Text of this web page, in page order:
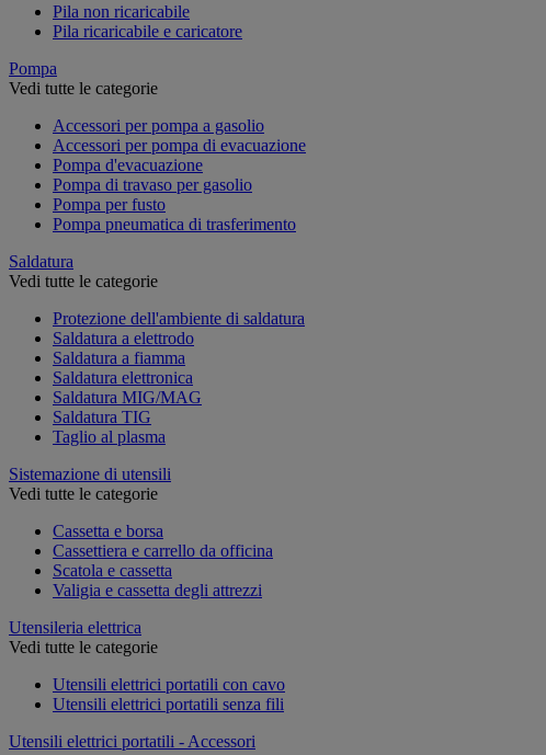
Pila non ricaricabile
Pila ricaricabile e caricatore
Pompa
Vedi tutte le categorie
Accessori per pompa a gasolio
Accessori per pompa di evacuazione
Pompa d'evacuazione
Pompa di travaso per gasolio
Pompa per fusto
Pompa pneumatica di trasferimento
Saldatura
Vedi tutte le categorie
Protezione dell'ambiente di saldatura
Saldatura a elettrodo
Saldatura a fiamma
Saldatura elettronica
Saldatura MIG/MAG
Saldatura TIG
Taglio al plasma
Sistemazione di utensili
Vedi tutte le categorie
Cassetta e borsa
Cassettiera e carrello da officina
Scatola e cassetta
Valigia e cassetta degli attrezzi
Utensileria elettrica
Vedi tutte le categorie
Utensili elettrici portatili con cavo
Utensili elettrici portatili senza fili
Utensili elettrici portatili - Accessori